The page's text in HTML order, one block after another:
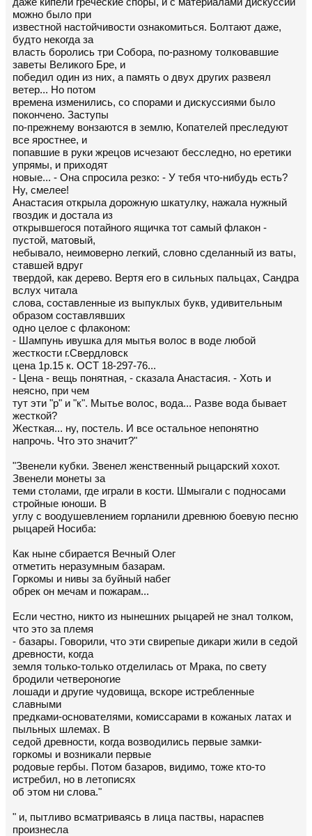
можно было при
известной настойчивости ознакомиться. Болтают даже,
будто некогда за
власть боролись три Собора, по-разному толковавшие
заветы Великого Бре, и
победил один из них, а память о двух других развеял
ветер... Но потом
времена изменились, со спорами и дискуссиями было
покончено. Заступы
по-прежнему вонзаются в землю, Копателей преследуют
все яростнее, и
попавшие в руки жрецов исчезают бесследно, но еретики
упрямы, и приходят
новые... - Она спросила резко: - У тебя что-нибудь есть?
Ну, смелее!
Анастасия открыла дорожную шкатулку, нажала нужный
гвоздик и достала из
открывшегося потайного ящичка тот самый флакон -
пустой, матовый,
небывало, неимоверно легкий, словно сделанный из ваты,
ставшей вдруг
твердой, как дерево. Вертя его в сильных пальцах, Сандра
вслух читала
слова, составленные из выпуклых букв, удивительным
образом составлявших
одно целое с флаконом:
- Шампунь ивушка для мытья волос в воде любой
жесткости г.Свердловск
цена 1р.15 к. ОСТ 18-297-76...
- Цена - вещь понятная, - сказала Анастасия. - Хоть и
неясно, при чем
тут эти "р" и "к". Мытье волос, вода... Разве вода бывает
жесткой?
Жесткая... ну, постель. И все остальное непонятно
напрочь. Что это значит?"
"Звенели кубки. Звенел женственный рыцарский хохот.
Звенели монеты за
теми столами, где играли в кости. Шмыгали с подносами
стройные юноши. В
углу с воодушевлением горланили древнюю боевую песню
рыцарей Носиба:
Как ныне сбирается Вечный Олег
отметить неразумным базарам.
Горкомы и нивы за буйный набег
обрек он мечам и пожарам...
Если честно, никто из нынешних рыцарей не знал толком,
что это за племя
- базары. Говорили, что эти свирепые дикари жили в седой
древности, когда
земля только-только отделилась от Мрака, по свету
бродили четвероногие
лошади и другие чудовища, вскоре истребленные
славными
предками-основателями, комиссарами в кожаных латах и
пыльных шлемах. В
седой древности, когда возводились первые замки-
горкомы и возникали первые
родовые гербы. Потом базаров, видимо, тоже кто-то
истребил, но в летописях
об этом ни слова."
" и, пытливо всматриваясь в лица паствы, нараспев
произнесла